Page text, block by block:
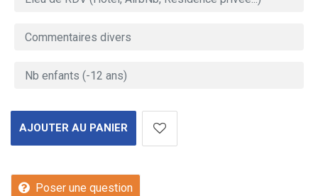
AJOUTER AU PANIER
Poser une question